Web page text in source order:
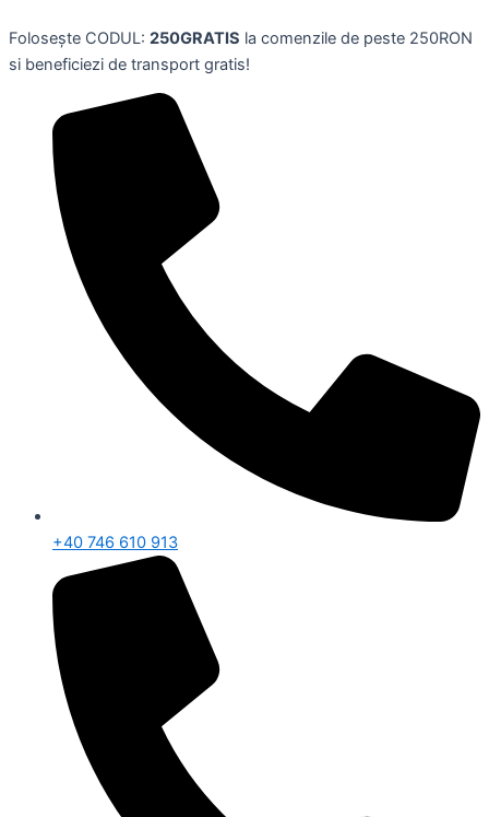
to
content
Folosește CODUL: 250GRATIS la comenzile de peste 250RON
si beneficiezi de transport gratis!
+40 746 610 913
roz
plus
quantity